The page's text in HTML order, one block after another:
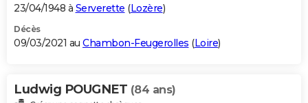
23/04/1948 à Serverette (Lozère)
Décès
09/03/2021 au Chambon-Feugerolles (Loire)
Ludwig POUGNET (84 ans)